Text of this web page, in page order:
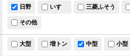
大型 増トン 中型 小型
日野 いすゞ 三菱ふそう
その他